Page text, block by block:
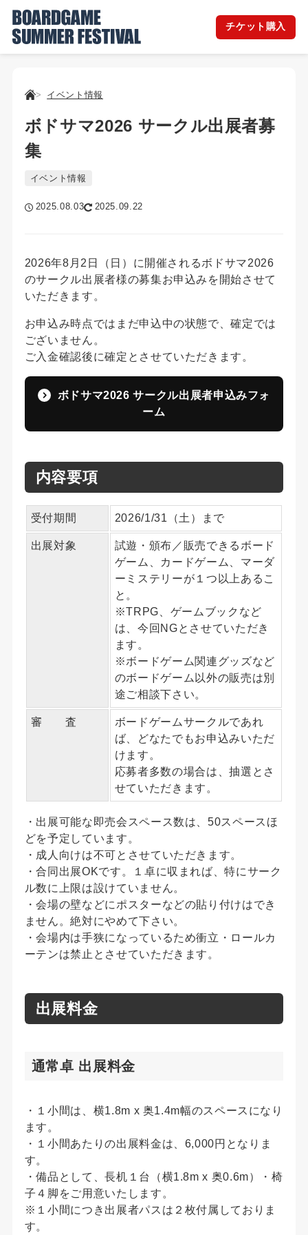
チケット購入
イベント情報
ボドサマ2026 サークル出展者募
集
イベント情報
2025.08.03 2025.09.22
2026年8月2日（日）に開催されるボドサマ2026
のサークル出展者様の募集お申込みを開始させて
いただきます。
お申込み時点ではまだ申込中の状態で、確定では
ございません。
ご入金確認後に確定とさせていただきます。
ボドサマ2026 サークル出展者申込みフォ
ーム
内容要項
受付期間 2026/1/31（土）まで
出展対象
試遊・頒布／販売できるボード
ゲーム、カードゲーム、マーダ
ーミステリーが１つ以上あるこ
と。
※TRPG、ゲームブックなど
は、今回NGとさせていただき
ます。
※ボードゲーム関連グッズなど
のボードゲーム以外の販売は別
途ご相談下さい。
審 査
ボードゲームサークルであれ
ば、どなたでもお申込みいただ
けます。
応募者多数の場合は、抽選とさ
せていただきます。
・出展可能な即売会スペース数は、50スペースほ
どを予定しています。
・成人向けは不可とさせていただきます。
・合同出展OKです。１卓に収まれば、特にサーク
ル数に上限は設けていません。
・会場の壁などにポスターなどの貼り付けはでき
ません。絶対にやめて下さい。
・会場内は手狭になっているため衝立・ロールカ
ーテンは禁止とさせていただきます。
出展料金
通常卓 出展料金
・１小間は、横1.8m x 奥1.4m幅のスペースになり
ます。
・１小間あたりの出展料金は、6,000円となりま
す。
・備品として、長机１台（横1.8m x 奥0.6m）・椅
子４脚をご用意いたします。
※１小間につき出展者パスは２枚付属しておりま
す。